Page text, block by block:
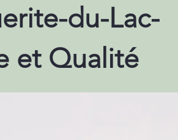
du-Lac-
et Qualité